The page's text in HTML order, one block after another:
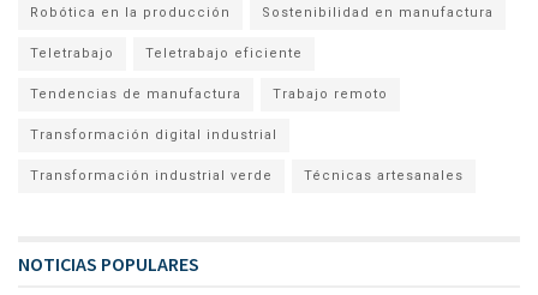
Robótica en la producción Sostenibilidad en manufactura
Teletrabajo Teletrabajo eficiente
Tendencias de manufactura Trabajo remoto
Transformación digital industrial
Transformación industrial verde Técnicas artesanales
NOTICIAS POPULARES